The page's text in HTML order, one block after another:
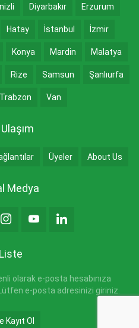
Diyarbakır Erzurum
Hatay İstanbul İzmir
Konya Mardin Malatya
Rize Samsun Şanlıurfa
Trabzon Van
Ulaşım
Üyeler About Us
Medya
olarak e-posta hesabınıza
e-posta adresinizi giriniz.
Kayıt Ol